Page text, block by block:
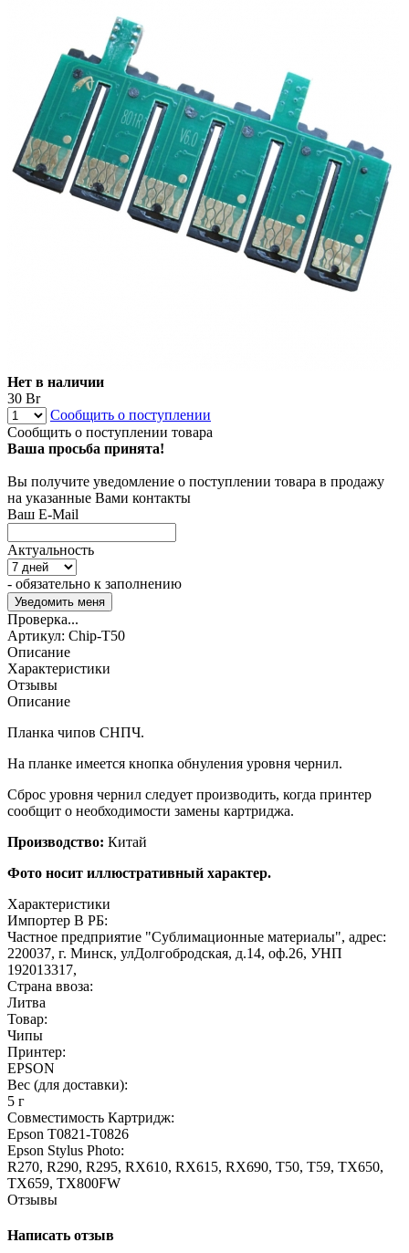
Нет в наличии
30 Br
Сообщить о поступлении
Сообщить о поступлении товара
Ваша просьба принята!
Вы получите уведомление о поступлении товара в продажу
на указанные Вами контакты
Ваш E-Mail
Актуальность
- обязательно к заполнению
Проверка...
Артикул: Chip-T50
Описание
Характеристики
Отзывы
Описание
Планка чипов СНПЧ.
На планке имеется кнопка обнуления уровня чернил.
Сброс уровня чернил следует производить, когда принтер
сообщит о необходимости замены картриджа.
Производство: Китай
Фото носит иллюстративный характер.
Характеристики
Импортер В РБ:
Частное предприятие "Сублимационные материалы", адрес:
220037, г. Минск, улДолгобродская, д.14, оф.26, УНП
192013317,
Страна ввоза:
Литва
Товар:
Чипы
Принтер:
EPSON
Вес (для доставки):
5 г
Совместимость Картридж:
Epson T0821-T0826
Epson Stylus Photo:
R270, R290, R295, RX610, RX615, RX690, T50, T59, TX650,
TX659, TX800FW
Отзывы
Написать отзыв